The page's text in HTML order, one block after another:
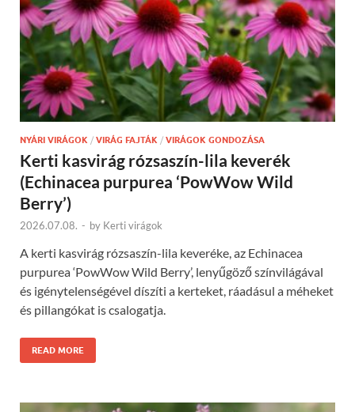
NYÁRI VIRÁGOK / VIRÁG FAJTÁK / VIRÁGOK GONDOZÁSA
Kerti kasvirág rózsaszín-lila keverék
(Echinacea purpurea ‘PowWow Wild
Berry’)
2026.07.08. - by Kerti virágok
A kerti kasvirág rózsaszín-lila keveréke, az Echinacea
purpurea ‘PowWow Wild Berry’, lenyűgöző színvilágával
és igénytelenségével díszíti a kerteket, ráadásul a méheket
és pillangókat is csalogatja.
READ MORE